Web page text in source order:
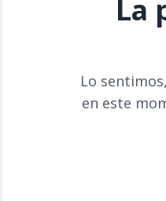
La
Lo
en este